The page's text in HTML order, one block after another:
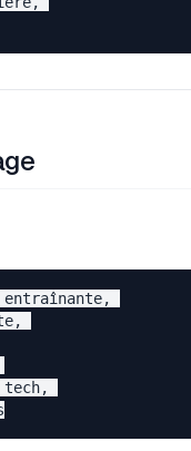
entraînante,
tech,